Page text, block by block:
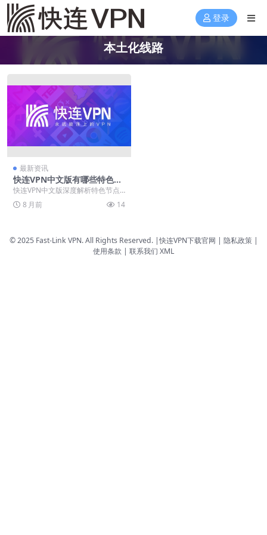
登录
本土化线路
最新资讯
快连VPN中文版有哪些特色节
点？2025年本土化线路盘点
快连VPN中文版深度解析特色节点
与2025年本土化线路技术，详细介
绍智能加速、加...
8 月前 14
© 2025 Fast-Link VPN. All Rights Reserved. |快连VPN下载官网 | 隐私政策 |
使用条款 | 联系我们 XML